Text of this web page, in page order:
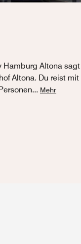
Hamburg Altona
Altona. Du reist
... Mehr